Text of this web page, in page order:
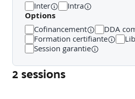
ANALYSE CRITIQUE DES RESULTATS
Analyse des indicateurs de
Recommandations de choix
solutions passives)
Revue des erreurs courantes
>Étude de cas scénarisée
MISE EN APPLICATION FINALE :
Inter Intra
Options
Cofinancement
DDA
Formation certifiante
Session garantie
2 sessions